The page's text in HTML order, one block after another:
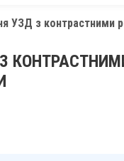
УЗД з контрастними